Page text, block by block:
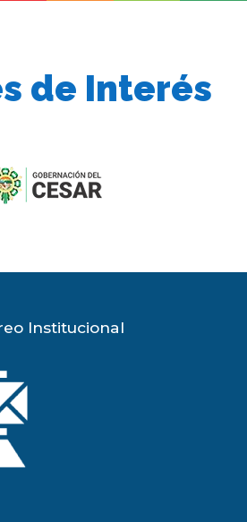
de Interés
Institucional